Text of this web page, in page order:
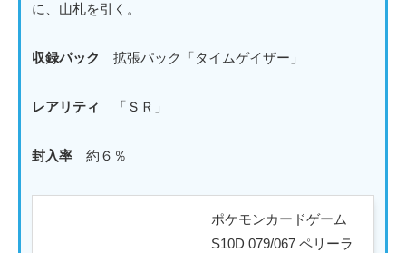
に、山札を引く。
収録パック 拡張パック「タイムゲイザー」
レアリティ 「ＳＲ」
封入率 約６％
ポケモンカードゲーム
S10D 079/067 ペリーラ